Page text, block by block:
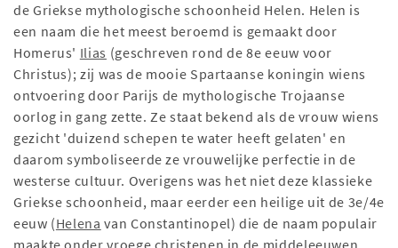
de Griekse mythologische schoonheid Helen. Helen is
een naam die het meest beroemd is gemaakt door
Homerus' Ilias (geschreven rond de 8e eeuw voor
Christus); zij was de mooie Spartaanse koningin wiens
ontvoering door Parijs de mythologische Trojaanse
oorlog in gang zette. Ze staat bekend als de vrouw wiens
gezicht 'duizend schepen te water heeft gelaten' en
daarom symboliseerde ze vrouwelijke perfectie in de
westerse cultuur. Overigens was het niet deze klassieke
Griekse schoonheid, maar eerder een heilige uit de 3e/4e
eeuw (Helena van Constantinopel) die de naam populair